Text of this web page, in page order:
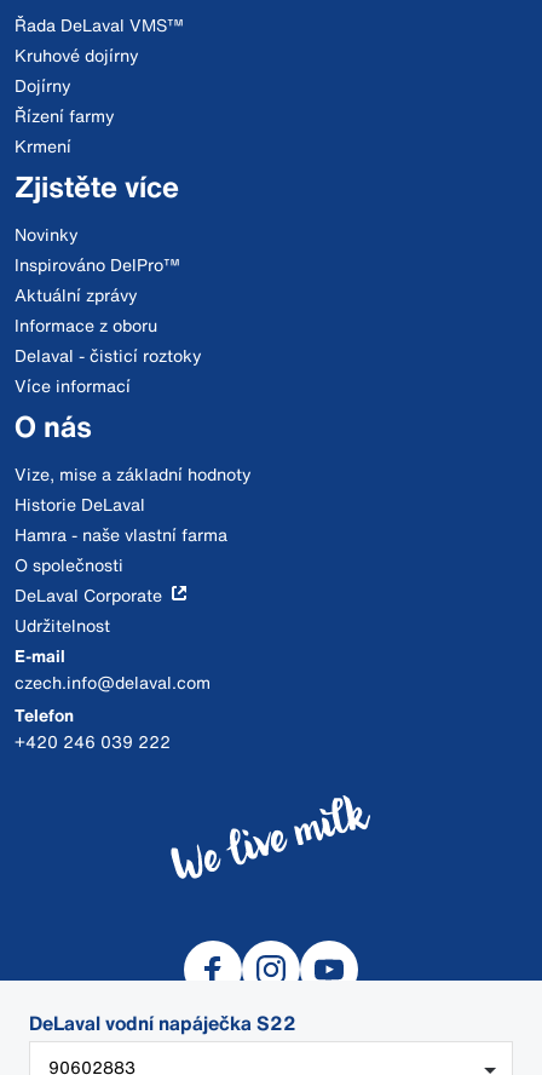
DeLaval vodní napáječka S22
90602883
Řada DeLaval VMS™
Kruhové dojírny
Dojírny
Řízení farmy
Krmení
Zjistěte více
Novinky
Inspirováno DelPro™
Aktuální zprávy
Informace z oboru
Delaval - čisticí roztoky
Více informací
O nás
Vize, mise a základní hodnoty
Historie DeLaval
Hamra - naše vlastní farma
O společnosti
DeLaval Corporate
Udržitelnost
E-mail
czech.info@delaval.com
Telefon
+420 246 039 222